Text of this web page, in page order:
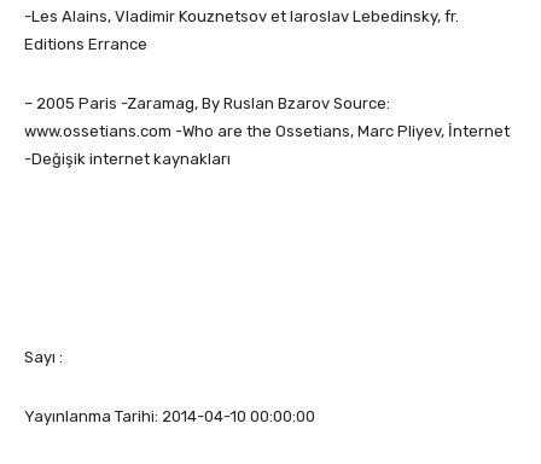
-Les Alains, Vladimir Kouznetsov et Iaroslav Lebedinsky, fr.
Editions Errance
– 2005 Paris -Zaramag, By Ruslan Bzarov Source:
www.ossetians.com -Who are the Ossetians, Marc Pliyev, İnternet
-Değişik internet kaynakları
Sayı :
Yayınlanma Tarihi: 2014-04-10 00:00:00